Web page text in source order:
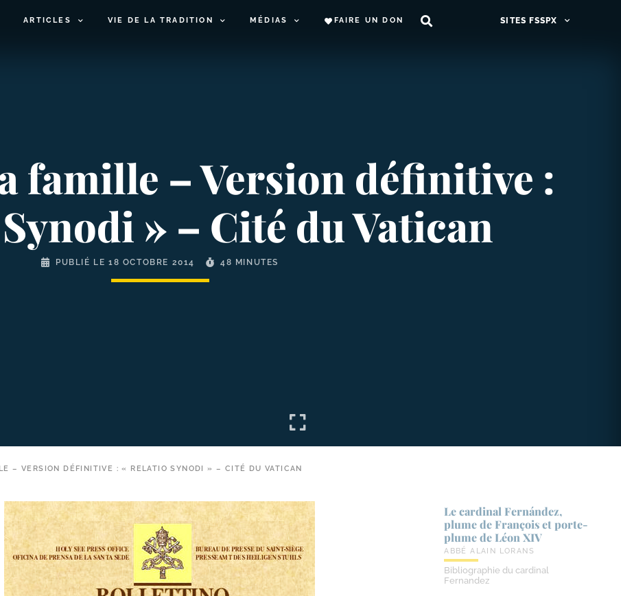
ARTICLES VIE DE LA TRADITION MÉDIAS FAIRE UN DON SITES FSSPX
famille – Version définitive :
» – Cité du Vatican
PUBLIÉ LE 18 OCTOBRE 2014 48 MINUTES
– VERSION DÉFINITIVE : « RELATIO SYNODI » – CITÉ DU VATICAN
Le cardinal Fernández,
plume de François et porte-​
plume de Léon XIV
ABBÉ ALAIN LORANS
Bibliographie du cardinal
Fernandez